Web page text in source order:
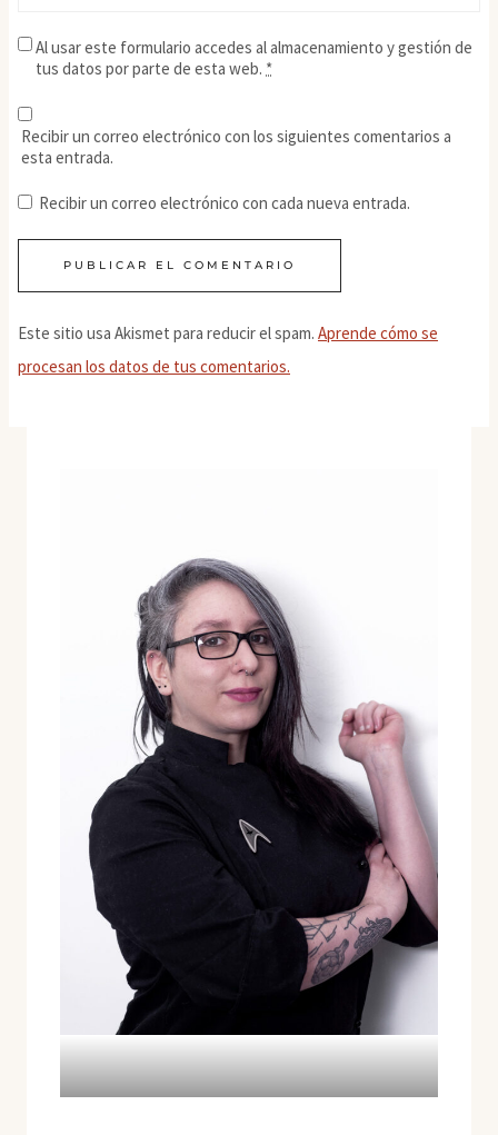
Al usar este formulario accedes al almacenamiento y gestión de
tus datos por parte de esta web. *
Recibir un correo electrónico con los siguientes comentarios a
esta entrada.
Recibir un correo electrónico con cada nueva entrada.
Este sitio usa Akismet para reducir el spam. Aprende cómo se
procesan los datos de tus comentarios.